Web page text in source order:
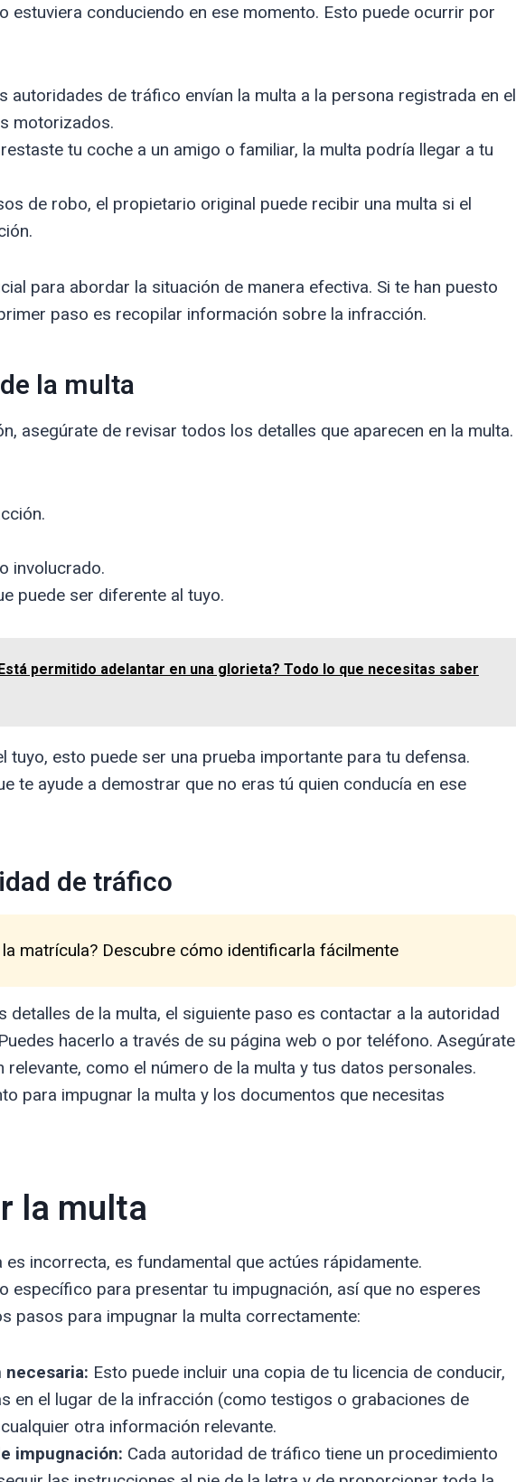
estuviera conduciendo en ese momento. Esto puede ocurrir por
autoridades de tráfico envían la multa a la persona registrada en el
motorizados.
tu coche a un amigo o familiar, la multa podría llegar a tu
de robo, el propietario original puede recibir una multa si el
para abordar la situación de manera efectiva. Si te han puesto
paso es recopilar información sobre la infracción.
la multa
asegúrate de revisar todos los detalles que aparecen en la multa.
involucrado.
puede ser diferente al tuyo.
permitido adelantar en una glorieta? Todo lo que necesitas saber
tuyo, esto puede ser una prueba importante para tu defensa.
te ayude a demostrar que no eras tú quien conducía en ese
de tráfico
la matrícula? Descubre cómo identificarla fácilmente
detalles de la multa, el siguiente paso es contactar a la autoridad
hacerlo a través de su página web o por teléfono. Asegúrate
como el número de la multa y tus datos personales.
para impugnar la multa y los documentos que necesitas
la multa
incorrecta, es fundamental que actúes rápidamente.
específico para presentar tu impugnación, así que no esperes
pasos para impugnar la multa correctamente:
necesaria: Esto puede incluir una copia de tu licencia de conducir,
en el lugar de la infracción (como testigos o grabaciones de
otra información relevante.
impugnación: Cada autoridad de tráfico tiene un procedimiento